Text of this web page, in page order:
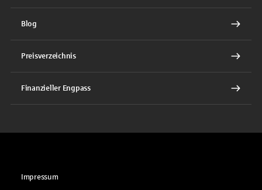
Blog
Preisverzeichnis
Finanzieller Engpass
Impressum